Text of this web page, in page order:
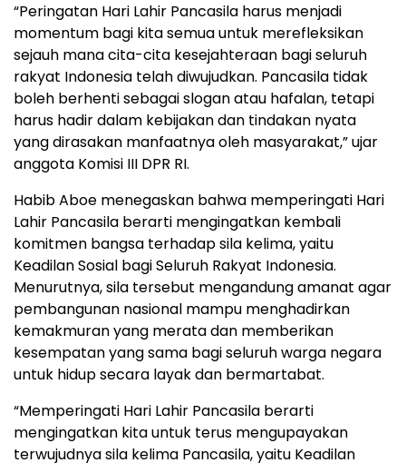
“Peringatan Hari Lahir Pancasila harus menjadi
momentum bagi kita semua untuk merefleksikan
sejauh mana cita-cita kesejahteraan bagi seluruh
rakyat Indonesia telah diwujudkan. Pancasila tidak
boleh berhenti sebagai slogan atau hafalan, tetapi
harus hadir dalam kebijakan dan tindakan nyata
yang dirasakan manfaatnya oleh masyarakat,” ujar
anggota Komisi III DPR RI.
Habib Aboe menegaskan bahwa memperingati Hari
Lahir Pancasila berarti mengingatkan kembali
komitmen bangsa terhadap sila kelima, yaitu
Keadilan Sosial bagi Seluruh Rakyat Indonesia.
Menurutnya, sila tersebut mengandung amanat agar
pembangunan nasional mampu menghadirkan
kemakmuran yang merata dan memberikan
kesempatan yang sama bagi seluruh warga negara
untuk hidup secara layak dan bermartabat.
“Memperingati Hari Lahir Pancasila berarti
mengingatkan kita untuk terus mengupayakan
terwujudnya sila kelima Pancasila, yaitu Keadilan